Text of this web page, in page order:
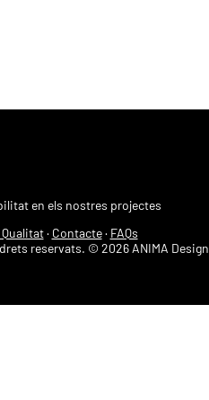
en els nostres projectes
· Contacte· FAQs
reservats. © 2026 ANIMA Design